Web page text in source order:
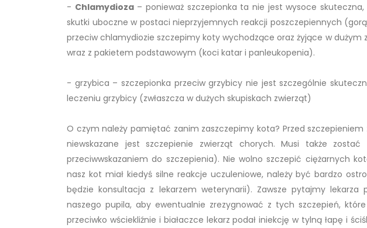
- Chlamydioza– ponieważ szczepionka ta nie jest wysoce
skutki uboczne w postaci nieprzyjemnych reakcji poszczepiennych
przeciw chlamydiozie szczepimy koty wychodzące oraz żyjące w dużym
wraz z pakietem podstawowym (koci katar i panleukopenia).
- grzybica – szczepionka przeciw grzybicy nie jest szczególnie
leczeniu grzybicy (zwłaszcza w dużych skupiskach zwierząt)
O czym należy pamiętać zanim zaszczepimy kota? Przed szczepieniem
niewskazane jest szczepienie zwierząt chorych. Musi także
przeciwwskazaniem do szczepienia). Nie wolno szczepić ciężarnych
nasz kot miał kiedyś silne reakcje uczuleniowe, należy być bardzo
będzie konsultacja z lekarzem weterynarii). Zawsze pytajmy lekarza
naszego pupila, aby ewentualnie zrezygnować z tych szczepień,
przeciwko wściekliźnie i białaczce lekarz podał iniekcję w tylną łapę i